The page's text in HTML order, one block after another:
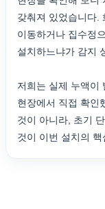
갖춰져 있었습니다.
이동하거나 집수정
설치하느냐가 감지
저희는 실제 누액이
현장에서 직접 확인
것이 아니라, 초기
것이 이번 설치의 핵